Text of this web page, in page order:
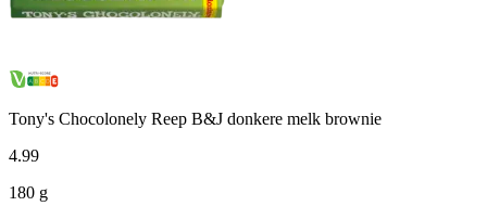
Tony's Chocolonely Reep B&J donkere melk brownie
4.99
180 g